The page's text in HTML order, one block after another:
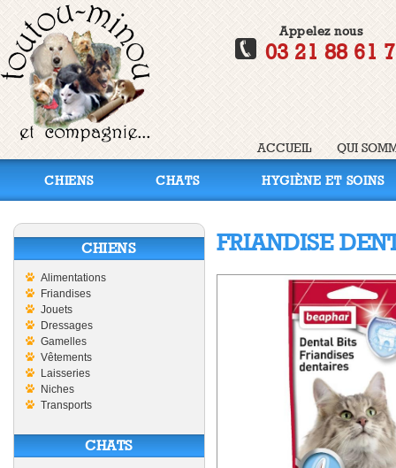
Appelez nous
03 21 88 61
ACCUEIL QUI
CHIENS CHATS HYGIÈNE ET SOINS
CHIENS
Alimentations
Friandises
Jouets
Dressages
Gamelles
Vêtements
Laisseries
Niches
Transports
CHATS
FRIANDISE